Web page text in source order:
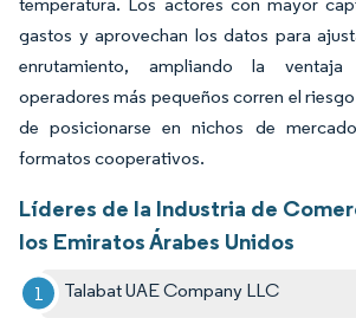
gastos y aprovechan los datos para
enrutamiento, ampliando la
operadores más pequeños corren el
de posicionarse en nichos de
formatos cooperativos.
Líderes de la Industria de
los Emiratos Árabes Unidos
Talabat UAE Company LLC